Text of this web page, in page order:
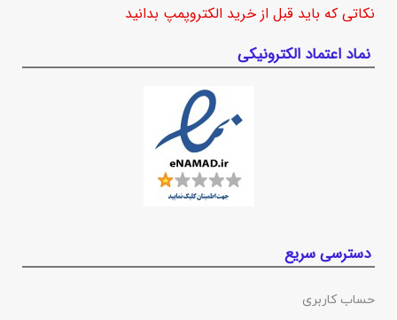
نکاتی که باید قبل از خرید الکتروپمپ بدانید
نماد اعتماد الکترونیکی
دسترسی سریع
حساب کاربری